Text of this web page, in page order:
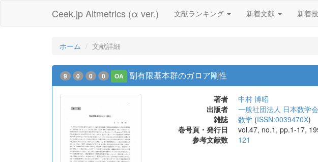
Ceek.jp Altmetrics (α ver.) 文献ランキング 新着文献 新着
ホーム 文献詳細
9 0 0 0 OA 副有限基本群のガロア剛性
著者
中村 博昭
出版者
一般社団法人 日本数学会
雑誌
数学 (ISSN:0039470X)
巻号頁・発行日
vol.47, no.1, pp.1-17,
参考文献数
121